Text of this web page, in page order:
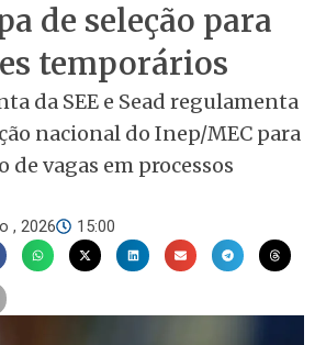
de seleção para
temporários
da SEE e Sead regulamenta
nacional do Inep/MEC para
vagas em processos
, 2026 15:00